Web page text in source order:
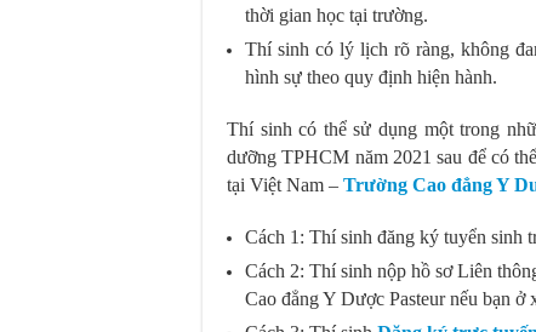
thời gian học tại trường.
Thí sinh có lý lịch rõ ràng, không
hình sự theo quy định hiện hành.
Thí sinh có thể sử dụng một trong
dưỡng TPHCM năm 2021 sau để có
tại Việt Nam – Trường Cao đẳng Y
Cách 1: Thí sinh đăng ký tuyển sinh
Cách 2: Thí sinh nộp hồ sơ Liên
Cao đẳng Y Dược Pasteur nếu bạn